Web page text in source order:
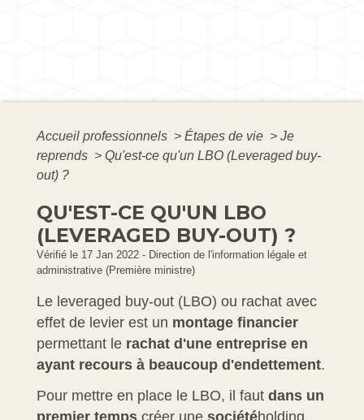
Accueil professionnels > Étapes de vie > Je
reprends > Qu'est-ce qu'un LBO (Leveraged buy-
out) ?
QU'EST-CE QU'UN LBO
(LEVERAGED BUY-OUT) ?
Vérifié le 17 Jan 2022 - Direction de l'information légale et
administrative (Première ministre)
Le leveraged buy-out (LBO) ou rachat avec
effet de levier est un montage financier
permettant le rachat d'une entreprise en
ayant recours à beaucoup d'endettement.
Pour mettre en place le LBO, il faut dans un